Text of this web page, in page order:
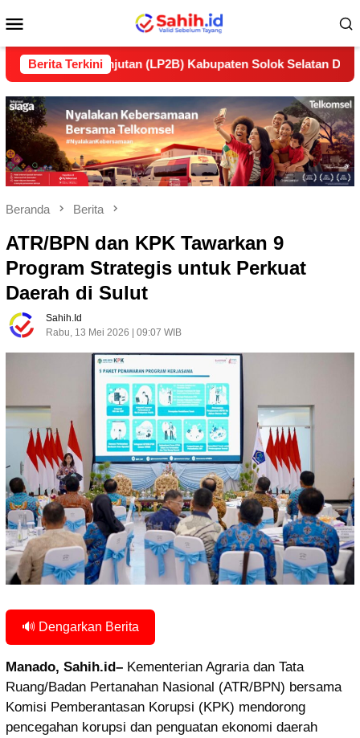
ke
Mobile
Berita Terkini(LP2B) Kabupaten Solok Selatan Dukung
Beranda Berita
ATR/BPN dan KPK Tawarkan 9
Program Strategis untuk Perkuat
Daerah di Sulut
Sahih.id
Rabu, 13 Mei 2026 | 09:07 WIB
🔊 Dengarkan Berita
Manado, Sahih.id– Kementerian Agraria dan Tata
Ruang/Badan Pertanahan Nasional (ATR/BPN) bersama
Komisi Pemberantasan Korupsi (KPK) mendorong
pencegahan korupsi dan penguatan ekonomi daerah